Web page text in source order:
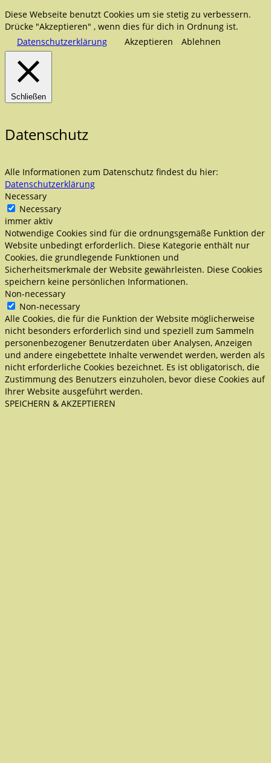
Diese Webseite benutzt Cookies um sie stetig zu verbessern.
Drücke "Akzeptieren" , wenn dies für dich in Ordnung ist.
Datenschutzerklärung
Akzeptieren Ablehnen
Schließen
Datenschutz
Alle Informationen zum Datenschutz findest du hier:
Datenschutzerklärung
Necessary
Necessary
immer aktiv
Notwendige Cookies sind für die ordnungsgemäße Funktion der
Website unbedingt erforderlich. Diese Kategorie enthält nur
Cookies, die grundlegende Funktionen und
Sicherheitsmerkmale der Website gewährleisten. Diese Cookies
speichern keine persönlichen Informationen.
Non-necessary
Non-necessary
Alle Cookies, die für die Funktion der Website möglicherweise
nicht besonders erforderlich sind und speziell zum Sammeln
personenbezogener Benutzerdaten über Analysen, Anzeigen
und andere eingebettete Inhalte verwendet werden, werden als
nicht erforderliche Cookies bezeichnet. Es ist obligatorisch, die
Zustimmung des Benutzers einzuholen, bevor diese Cookies auf
Ihrer Website ausgeführt werden.
SPEICHERN & AKZEPTIEREN